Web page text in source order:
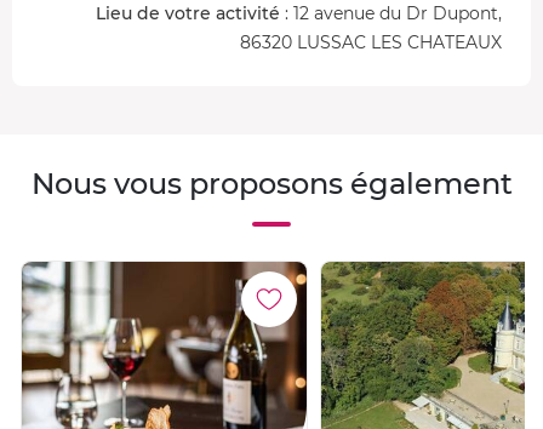
Lieu de votre activité : 12 avenue du Dr Dupont,
86320 LUSSAC LES CHATEAUX
Nous vous proposons également